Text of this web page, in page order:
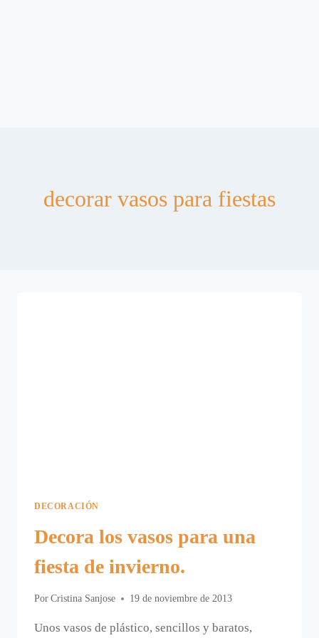
decorar vasos para fiestas
DECORACIÓN
Decora los vasos para una
fiesta de invierno.
Por Cristina Sanjose 19 de noviembre de 2013
Unos vasos de plástico, sencillos y baratos,